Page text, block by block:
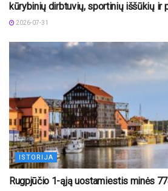
kūrybinių dirbtuvių, sportinių iššūkių ir
2026-07-31
ISTORIJA
Rugpjūčio 1-ąją uostamiestis minės